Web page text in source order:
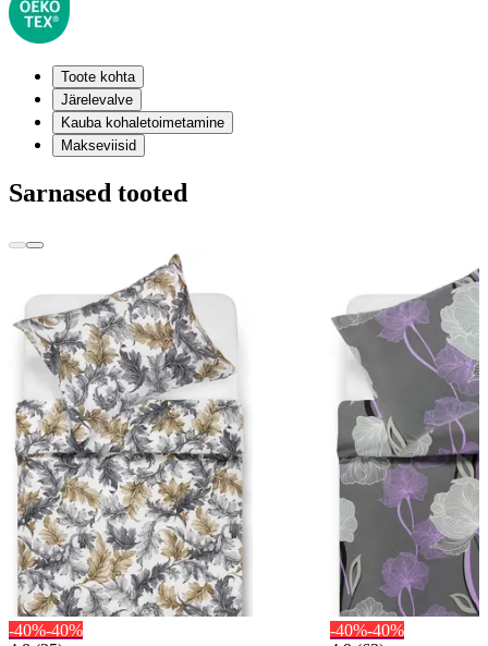
Toote kohta
Järelevalve
Kauba kohaletoimetamine
Makseviisid
Sarnased tooted
-40%-40%
-40%-40%